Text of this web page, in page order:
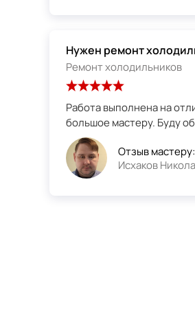
Нужен ремонт
Ремонт холодильников
Работа выполнена на
большое мастеру. Буду
Отзыв мастеру:
Исхаков